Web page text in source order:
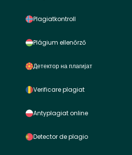
Plagiatkontroll
Plágium ellenőrző
Детектор на плагијат
Verificare plagiat
Antyplagiat online
Detector de plagio